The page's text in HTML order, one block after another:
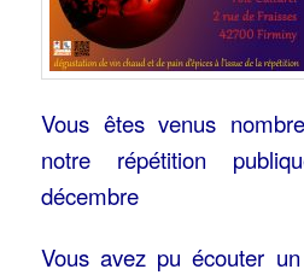
Vous êtes venus
notre répétition
décembre
Vous avez pu écouter